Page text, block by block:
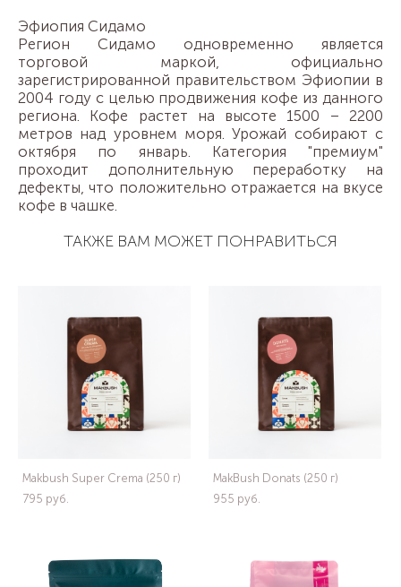
Эфиопия Сидамо
Регион Сидамо одновременно является
торговой маркой, официально
зарегистрированной правительством Эфиопии в
2004 году с целью продвижения кофе из данного
региона. Кофе растет на высоте 1500 – 2200
метров над уровнем моря. Урожай собирают с
октября по январь. Категория "премиум"
проходит дополнительную переработку на
дефекты, что положительно отражается на вкусе
кофе в чашке.
ТАКЖЕ ВАМ МОЖЕТ ПОНРАВИТЬСЯ
Makbush Super Crema (250 г)
795 pуб.
MakBush Donats (250 г)
955 pуб.